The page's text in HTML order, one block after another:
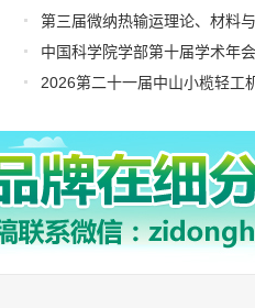
第三届微纳热输运理论、材料
中国科学院学部第十届学术年